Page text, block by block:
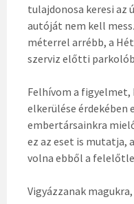
tulajdonosa keresi az
autóját nem kell
méterrel arrébb, a
szerviz előtti
Felhívom a figyelmet,
elkerülése érdekében
embertársainkra
ez az eset is
volna ebből a
Vigyázzanak